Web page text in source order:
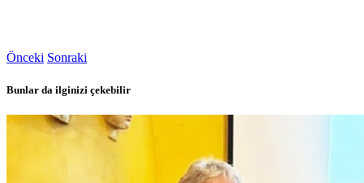
Önceki Sonraki
Bunlar da ilginizi çekebilir